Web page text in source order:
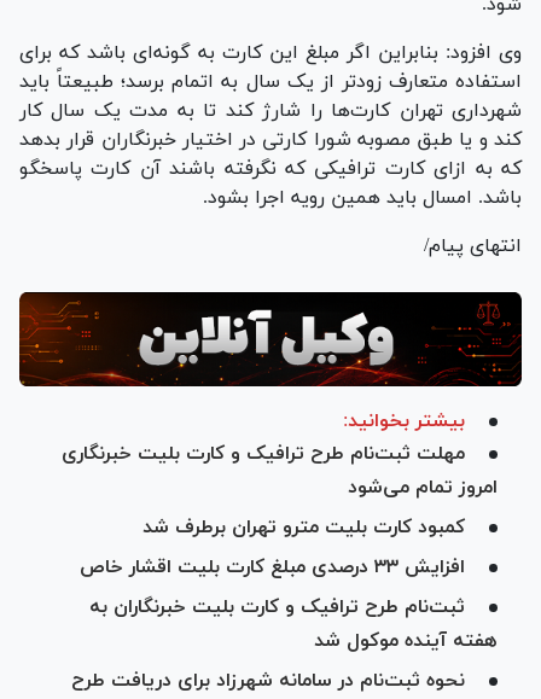
وی افزود: بنابراین اگر مبلغ این کارت به گونه‌ای باشد که برای
استفاده متعارف زودتر از یک سال به اتمام برسد؛ طبیعتاً باید
شهرداری تهران کارت‌ها را شارژ کند تا به مدت یک سال کار
کند و یا طبق مصوبه شورا کارتی در اختیار خبرنگاران قرار بدهد
که به ازای کارت ترافیکی که نگرفته باشند آن کارت پاسخگو
باشد. امسال باید همین رویه اجرا بشود.
انتهای پیام/
بیشتر بخوانید:
مهلت ثبت‌نام طرح ترافیک و کارت بلیت خبرنگاری
امروز تمام می‌شود
کمبود کارت‌ بلیت مترو تهران برطرف شد
افزایش ۳۳ درصدی مبلغ کارت بلیت اقشار خاص
ثبت‌نام طرح ترافیک و کارت بلیت خبرنگاران به
هفته آینده موکول شد
نحوه ثبت‌نام در سامانه شهرزاد برای دریافت طرح